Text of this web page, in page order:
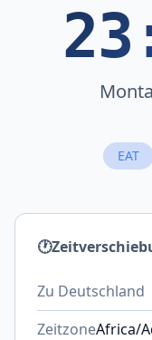
EAT
🕐
Zu Deutschland
ZeitzoneAfrica/